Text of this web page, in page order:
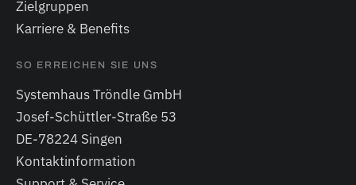
Zielgruppen
Karriere & Benefits
SO ERREICHEN SIE UNS
Systemhaus Tröndle GmbH
Josef-Schüttler-Straße 53
DE-78224 Singen
Kontaktinformation